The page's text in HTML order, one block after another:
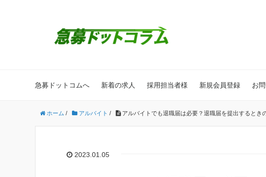
急募ドットコムへ 新着の求人 採用担当者様 新規会員登録 お
ホーム / アルバイト / アルバイトでも退職届は必要？退職届を提出するとき
2023.01.05